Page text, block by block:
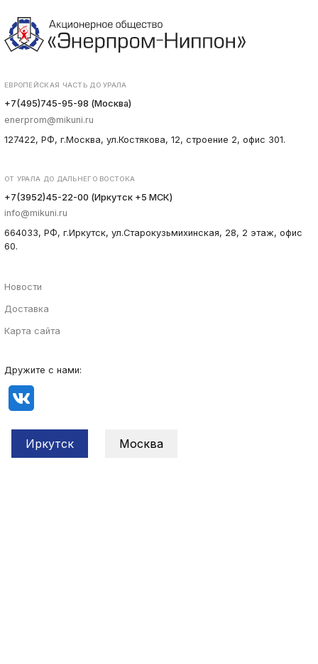
ЕВРОПЕЙСКАЯ ЧАСТЬ ДО УРАЛА
+7(495)745-95-98 (Москва)
enerprom@mikuni.ru
127422, РФ, г.Москва, ул.Костякова, 12, строение 2, офис 301.
ОТ УРАЛА ДО ДАЛЬНЕГО ВОСТОКА
+7(3952)45-22-00 (Иркутск +5 МСК)
info@mikuni.ru
664033, РФ, г.Иркутск, ул.Старокузьмихинская, 28, 2 этаж, офис
60.
Новости
Доставка
Карта сайта
Дружите с нами:
Иркутск Москва